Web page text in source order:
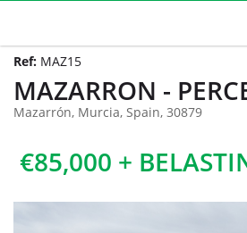
Ref: MAZ15
MAZARRON -
Mazarrón, Murcia, Spain, 30879
€85,000 +